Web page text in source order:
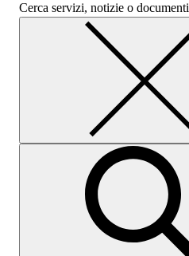
Cerca servizi, notizie o documenti